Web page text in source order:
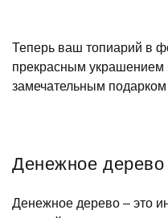
Теперь ваш топиарий в
прекрасным украшением
замечательным подарком
Денежное дерево
Денежное дерево – это